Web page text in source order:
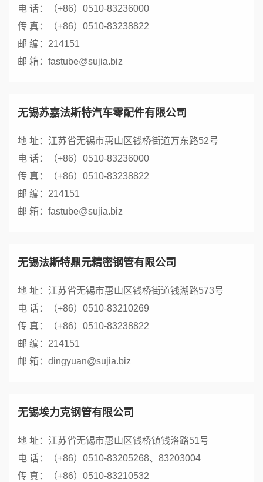
电 话：（+86）0510-83236000
传 真：（+86）0510-83238822
邮 编：214151
邮 箱：fastube@sujia.biz
无锡苏嘉法斯特汽车零配件有限公司
地 址：江苏省无锡市惠山区钱桥街道万东路52号
电 话：（+86）0510-83236000
传 真：（+86）0510-83238822
邮 编：214151
邮 箱：fastube@sujia.biz
无锡法斯特鼎元精密钢管有限公司
地 址：江苏省无锡市惠山区钱桥街道钱湖路573号
电 话：（+86）0510-83210269
传 真：（+86）0510-83238822
邮 编：214151
邮 箱：dingyuan@sujia.biz
无锡埃力克钢管有限公司
地 址：江苏省无锡市惠山区钱桥镇钱洛路51号
电 话：（+86）0510-83205268、83203004
传 真：（+86）0510-83210532